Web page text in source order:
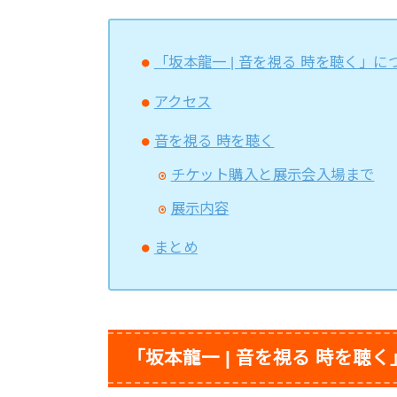
「坂本龍一 | 音を視る 時を聴く」に
アクセス
音を視る 時を聴く
チケット購入と展示会入場まで
展示内容
まとめ
「坂本龍一 | 音を視る 時を聴く